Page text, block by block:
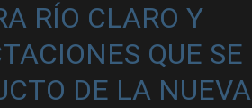
RÍO CLARO Y
QUE SE
DE LA NUEVA